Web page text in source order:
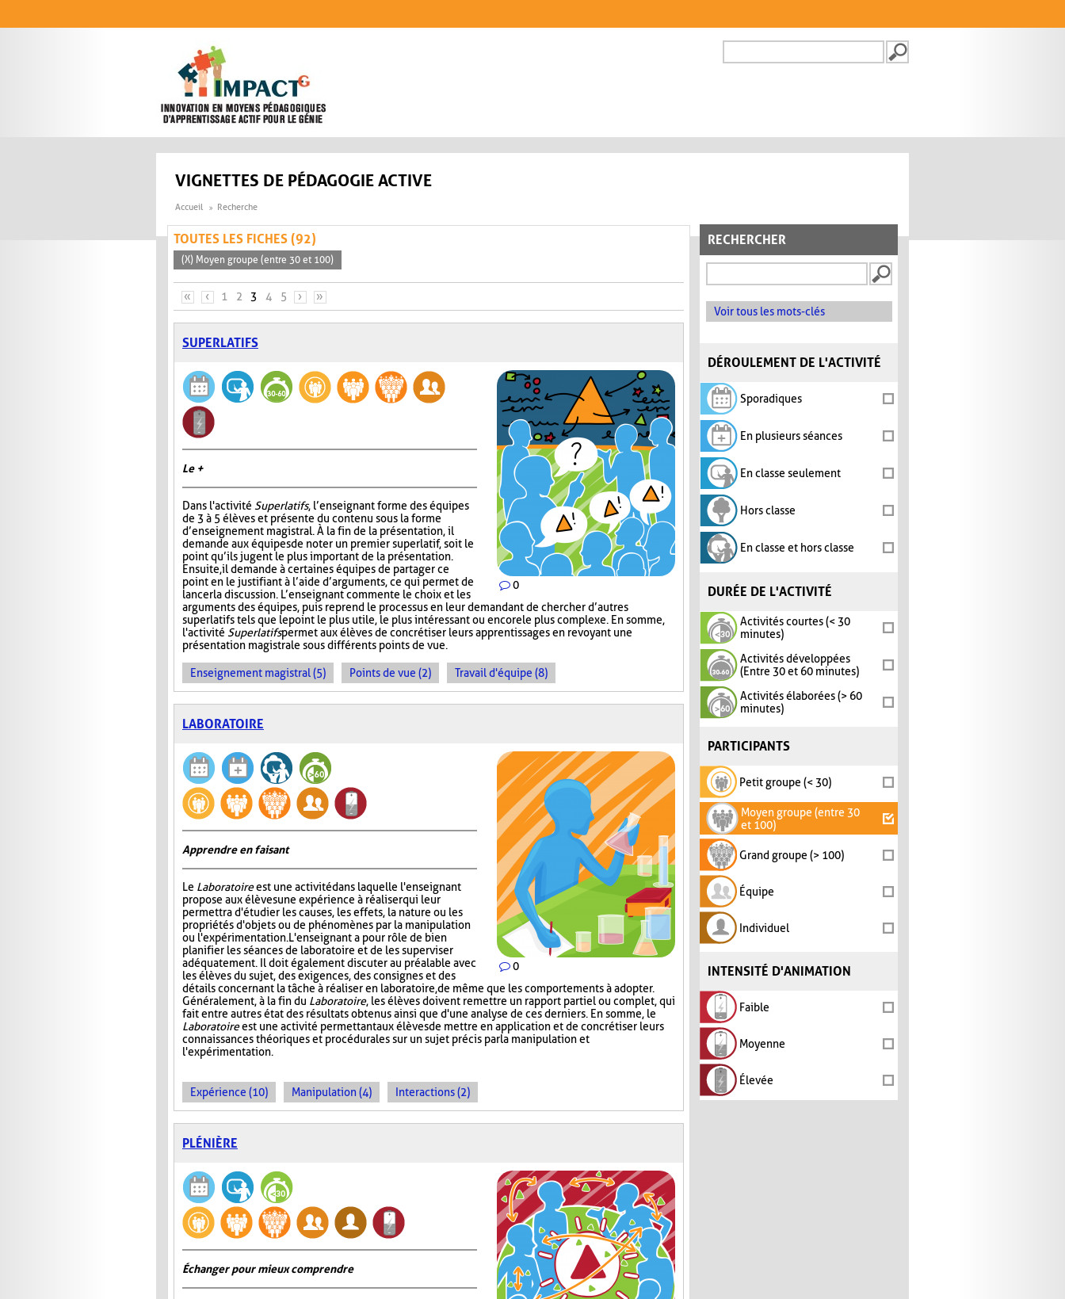
FORMULAIRE DE
VIGNETTES DE PÉDAGOGIE ACTIVE
Accueil Recherche
RECHERCHER
Voir tous les mots-clés
DÉROULEMENT DE L'ACTIVITÉ
Sporadiques
En plusieurs séances
En classe seulement
Hors classe
En classe et hors classe
DURÉE DE L'ACTIVITÉ
Activités courtes (< 30
minutes)
Activités développées
(Entre 30 et 60 minutes)
Activités élaborées (> 60
minutes)
PARTICIPANTS
Petit groupe (< 30)
Moyen groupe (entre 30
et 100)
Grand groupe (> 100)
Équipe
Individuel
INTENSITÉ D'ANIMATION
Faible
Moyenne
Élevée
TOUTES LES FICHES (92)
(X) Moyen groupe (entre 30 et 100)
PAGES
« ‹ 1 2 3 4 5 › »
SUPERLATIFS
0
Le +
Dans l'activité Superlatifs, l’enseignant forme des équipes
de 3 à 5 élèves et présente du contenu sous la forme
d’enseignement magistral. À la fin de la présentation, il
demande aux équipes de noter un premier superlatif, soit le
point qu’ils jugent le plus important de la présentation.
Ensuite, il demande à certaines équipes de partager ce
point en le justifiant à l’aide d’arguments, ce qui permet de
lancer la discussion. L’enseignant commente le choix et les
arguments des équipes, puis reprend le processus en leur demandant de chercher d’autres
superlatifs tels que le point le plus utile, le plus intéressant ou encore le plus complexe. En somme,
l'activité Superlatifspermet aux élèves de concrétiser leurs apprentissages en revoyant une
présentation magistrale sous différents points de vue.
Enseignement magistral (5) Points de vue (2) Travail d'équipe (8)
LABORATOIRE
0
Apprendre en faisant
Le Laboratoireest une activité dans laquelle l'enseignant
propose aux élèves une expérience à réaliser qui leur
permettra d'étudier les causes, les effets, la nature ou les
propriétés d'objets ou de phénomènes par la manipulation
ou l'expérimentation. L'enseignant a pour rôle de bien
planifier les séances de laboratoire et de les superviser
adéquatement. Il doit également discuter au préalable avec
les élèves du sujet, des exigences, des consignes et des
détails concernant la tâche à réaliser en laboratoire, de même que les comportements à adopter.
Généralement, à la fin du Laboratoire, les élèves doivent remettre un rapport partiel ou complet, qui
fait entre autres état des résultats obtenus ainsi que d'une analyse de ces derniers. En somme, le
Laboratoireest une activité permettant aux élèves de mettre en application et de concrétiser leurs
connaissances théoriques et procédurales sur un sujet précis par la manipulation et
l'expérimentation.
Expérience (10) Manipulation (4) Interactions (2)
PLÉNIÈRE
Échanger pour mieux comprendre